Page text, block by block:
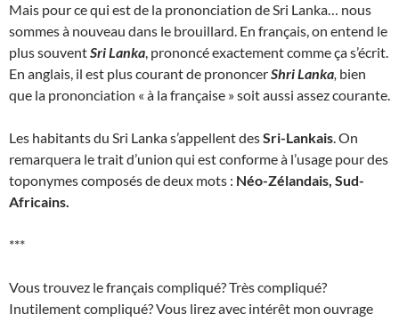
Mais pour ce qui est de la prononciation de Sri Lanka… nous
sommes à nouveau dans le brouillard. En français, on entend le
plus souventSri Lanka, prononcé exactement comme ça s’écrit.
En anglais, il est plus courant de prononcerShri Lanka, bien
que la prononciation « à la française » soit aussi assez courante.
Les habitants du Sri Lanka s’appellent desSri-Lankais. On
remarquera le trait d’union qui est conforme à l’usage pour des
toponymes composés de deux mots : Néo-Zélandais, Sud-
Africains.
***
Vous trouvez le français compliqué? Très compliqué?
Inutilement compliqué? Vous lirez avec intérêt mon ouvrage